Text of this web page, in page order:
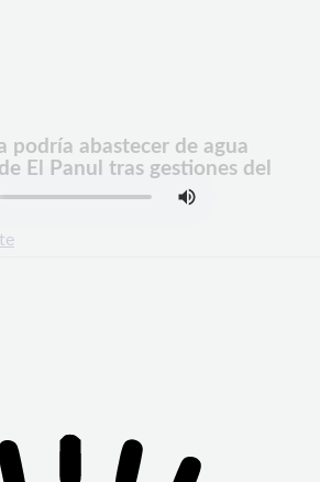
podría abastecer de agua
El Panul tras gestiones del